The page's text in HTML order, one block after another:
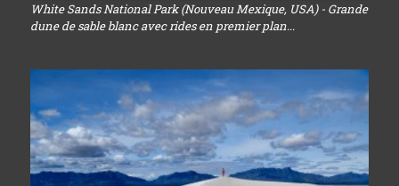
White Sands National Park (Nouveau Mexique, USA) - Grande
dune de sable blanc avec rides en premier plan...